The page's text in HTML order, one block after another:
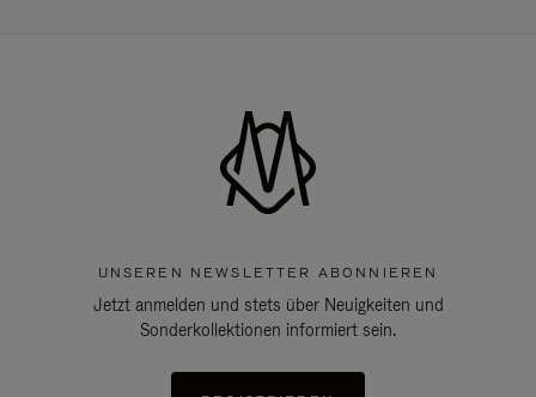
UNSEREN NEWSLETTER ABONNIEREN
Jetzt anmelden und stets über Neuigkeiten und
Sonderkollektionen informiert sein.